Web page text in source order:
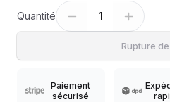
Quantité 1
Rupture
Paiement
sécurisé